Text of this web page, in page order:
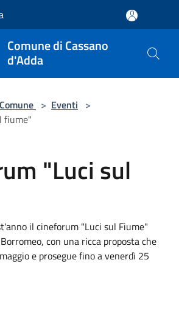
Comune di Cassano
d'Adda
> Eventi >
fiume"
"Luci sul
il cineforum "Luci sul Fiume"
con una ricca proposta che
e prosegue fino a venerdì 25